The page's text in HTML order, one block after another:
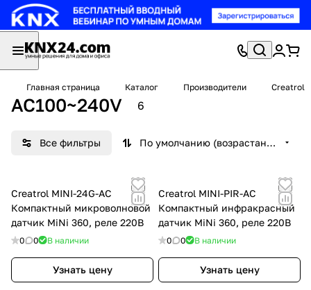
Главная страница Каталог Производители Creatrol
AC100~240V 6
Все фильтры По умолчанию (возрастание)
Creatrol MINI-24G-AC
Компактный микроволновой
датчик MiNi 360, реле 220В
0 0 В наличии
Узнать цену
Creatrol MINI-PIR-AC
Компактный инфракрасный
датчик MiNi 360, реле 220В
0 0 В наличии
Узнать цену